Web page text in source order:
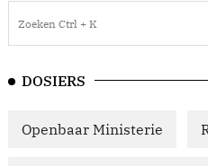
DOSIERS
Openbaar Ministerie